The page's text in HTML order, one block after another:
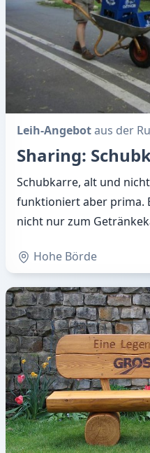
Leih-Angebotaus der
Sharing:
Schubkarre, alt und
funktioniert aber prima.
nicht nur zum
Hohe Börde